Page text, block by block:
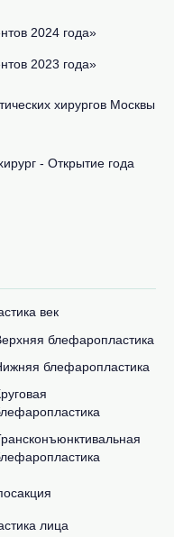
2024 года»
2023 года»
хирургов Москвы
- Открытие года
век
блефаропластика
блефаропластика
лица